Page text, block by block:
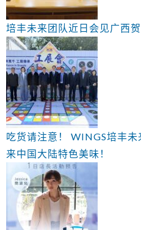
培丰未来团队近日会见广西
吃货请注意！ WINGS培丰
来中国大陆特色美味！